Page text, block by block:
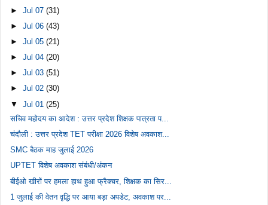
►Jul 07(31)
►Jul 06(43)
►Jul 05(21)
►Jul 04(20)
►Jul 03(51)
►Jul 02(30)
▼Jul 01(25)
सचिव महोदय का आदेश : उत्तर प्रदेश शिक्षक पात्रता प...
चंदौली : उत्तर प्रदेश TET परीक्षा 2026 विशेष अवकाश...
SMC बैठक माह जुलाई 2026
UPTET विशेष अवकाश संबंधी/अंकन
बीईओ खीरों पर हमला हाथ हुआ फ्रैक्चर, शिक्षक का सिर...
1 जुलाई की वेतन वृद्धि पर आया बड़ा अपडेट, अवकाश पर...